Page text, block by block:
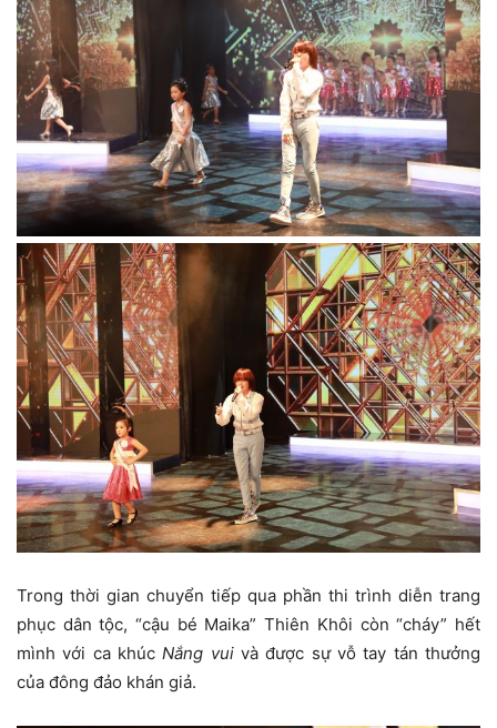
Trong thời gian chuyển tiếp qua phần thi trình diễn trang
phục dân tộc, “cậu bé Maika” Thiên Khôi còn “cháy” hết
mình với ca khúcNắng vuivà được sự vỗ tay tán thưởng
của đông đảo khán giả.